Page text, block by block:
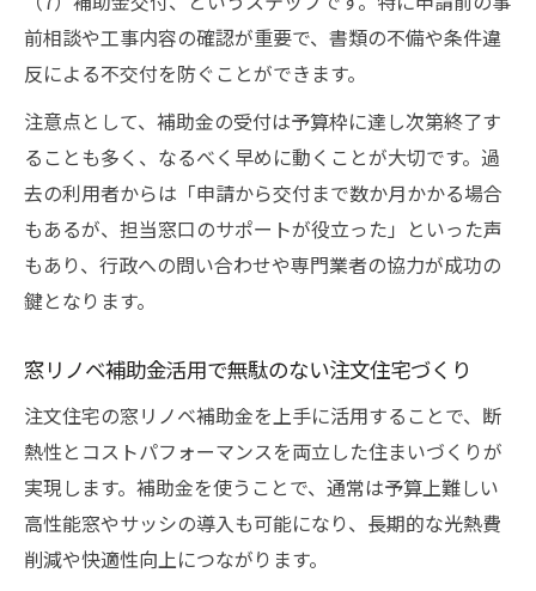
前相談や工事内容の確認が重要で、書類の不備や条件違
反による不交付を防ぐことができます。
注意点として、補助金の受付は予算枠に達し次第終了す
ることも多く、なるべく早めに動くことが大切です。過
去の利用者からは「申請から交付まで数か月かかる場合
もあるが、担当窓口のサポートが役立った」といった声
もあり、行政への問い合わせや専門業者の協力が成功の
鍵となります。
窓リノベ補助金活用で無駄のない注文住宅づくり
注文住宅の窓リノベ補助金を上手に活用することで、断
熱性とコストパフォーマンスを両立した住まいづくりが
実現します。補助金を使うことで、通常は予算上難しい
高性能窓やサッシの導入も可能になり、長期的な光熱費
削減や快適性向上につながります。